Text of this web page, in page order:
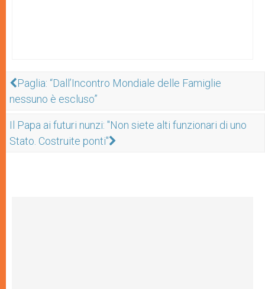
Paglia: “Dall’Incontro Mondiale delle Famiglie
nessuno è escluso”
Il Papa ai futuri nunzi: "Non siete alti funzionari di uno
Stato. Costruite ponti"